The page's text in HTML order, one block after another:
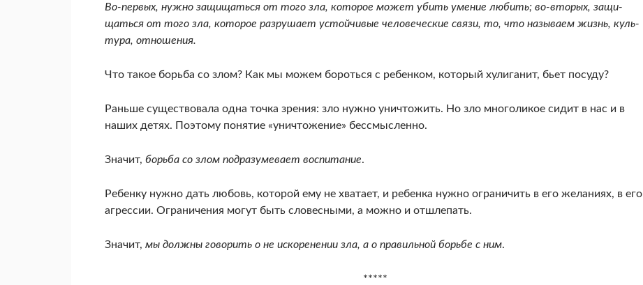
Во-первых, нужно защищаться от того зла, кото­рое может убить умение любить; во-вторых, защи­
щаться от того зла, которое разрушает устойчивые человеческие связи, то, что называем жизнь, куль­
тура, отношения.
Что такое борьба со злом? Как мы можем бороться с ребенком, который хулига­нит, бьет посуду?
Раньше существовала одна точ­ка зрения: зло нужно уничтожить. Но зло мно­голикое сидит в нас и в
наших детях. Поэтому понятие «уничтожение» бессмысленно.
Значит, борьба со злом подразумевает воспитание.
Ребен­ку нужно дать любовь, которой ему не хватает, и ребенка нужно ограничить в его желаниях, в его
агрессии. Ограничения могут быть словесны­ми, а можно и отшлепать.
Значит, мы должны го­ворить о не искоренении зла, а о правильной борь­бе с ним.
*****